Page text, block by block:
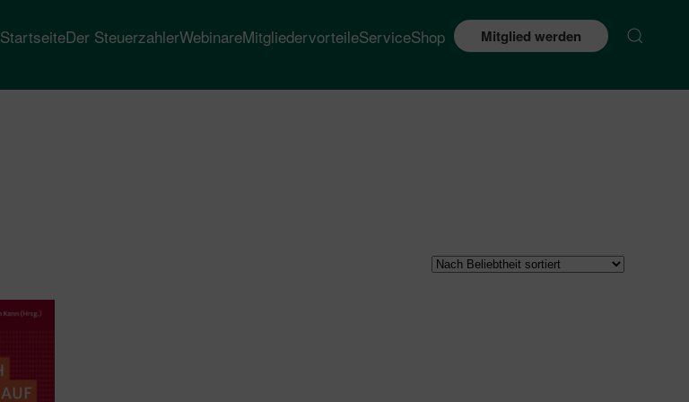
StartseiteDer SteuerzahlerWebinareMitgliedervorteileServiceShop Mitglied werden